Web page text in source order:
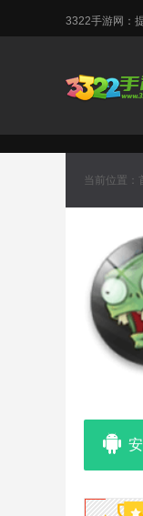
3322手游网：
当前位置：